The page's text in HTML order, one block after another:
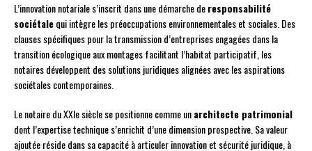
L’innovation notariale s’inscrit dans une démarche deresponsabilité
sociétalequi intègre les préoccupations environnementales et sociales. Des
clauses spécifiques pour la transmission d’entreprises engagées dans la
transition écologique aux montages facilitant l’habitat participatif, les
notaires développent des solutions juridiques alignées avec les aspirations
sociétales contemporaines.
Le notaire du XXIe siècle se positionne comme unarchitecte patrimonial
dont l’expertise technique s’enrichit d’une dimension prospective. Sa valeur
ajoutée réside dans sa capacité à articuler innovation et sécurité juridique, à